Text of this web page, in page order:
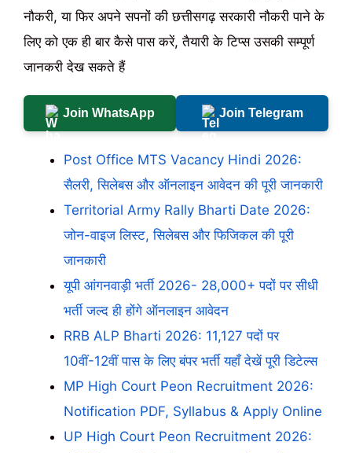
नौकरी, या फिर अपने सपनों की छत्तीसगढ़ सरकारी नौकरी पाने के
लिए को एक ही बार कैसे पास करें, तैयारी के टिप्स उसकी सम्पूर्ण
जानकरी देख सकते हैं
Join WhatsApp Join Telegram
Post Office MTS Vacancy Hindi 2026:
सैलरी, सिलेबस और ऑनलाइन आवेदन की पूरी जानकारी
Territorial Army Rally Bharti Date 2026:
जोन-वाइज लिस्ट, सिलेबस और फिजिकल की पूरी
जानकारी
यूपी आंगनवाड़ी भर्ती 2026- 28,000+ पदों पर सीधी
भर्ती जल्द ही होंगे ऑनलाइन आवेदन
RRB ALP Bharti 2026: 11,127 पदों पर
10वीं-12वीं पास के लिए बंपर भर्ती यहाँ देखें पूरी डिटेल्स
MP High Court Peon Recruitment 2026:
Notification PDF, Syllabus & Apply Online
UP High Court Peon Recruitment 2026: